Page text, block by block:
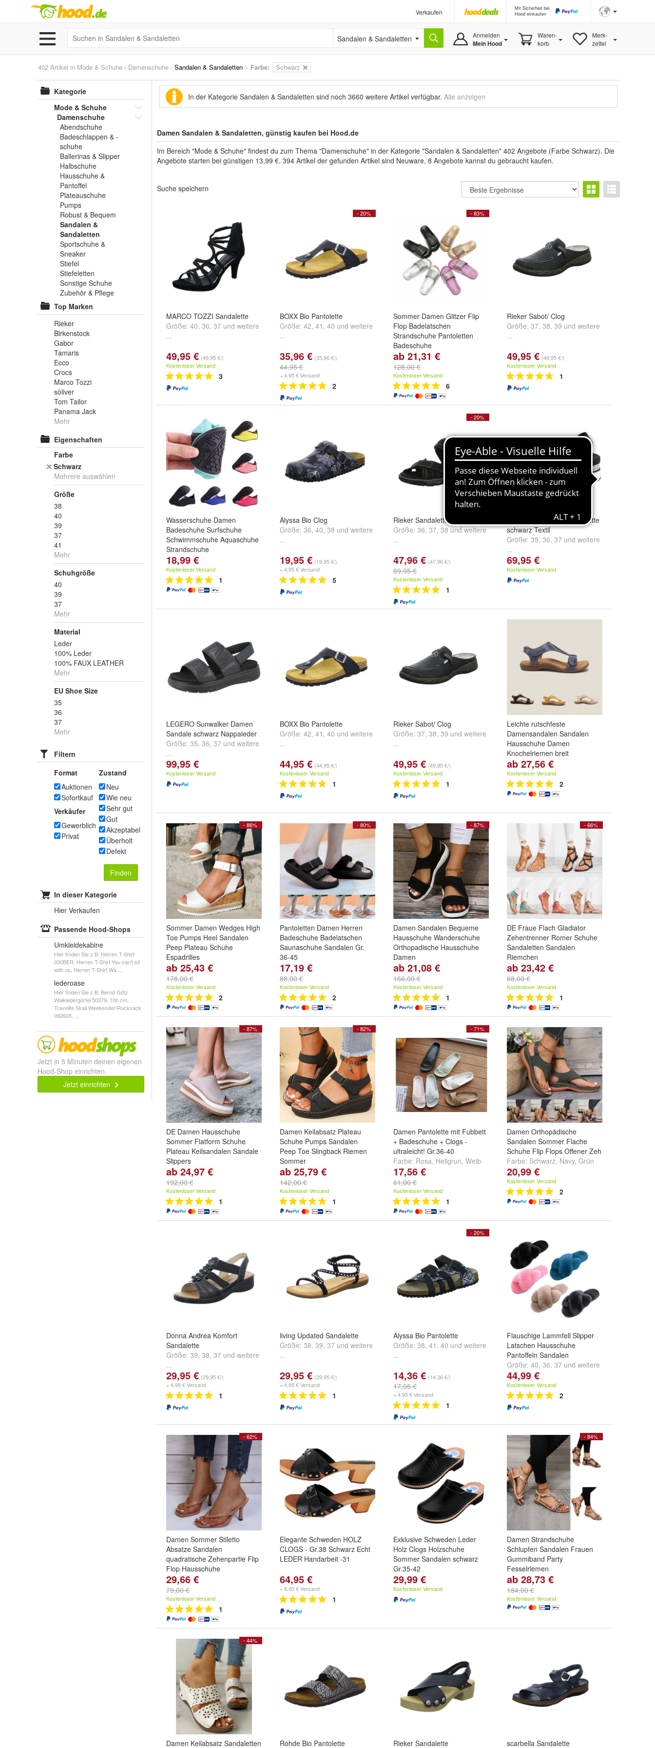
Verkaufen
Mit Sicherheit bei
Hood einkaufen
Sandalen & Sandaletten Anmelden
Mein Hood
Waren-
korb
Merk-
zettel
402 Artikel in Mode & Schuhe › Damenschuhe › Sandalen & Sandaletten > Farbe: Schwarz
Kategorie
Mode & Schuhe
Damenschuhe
Abendschuhe
Badeschlappen & -
schuhe
Ballerinas & Slipper
Halbschuhe
Hausschuhe &
Pantoffel
Plateauschuhe
Pumps
Robust & Bequem
Sandalen &
Sandaletten
Sportschuhe &
Sneaker
Stiefel
Stiefeletten
Sonstige Schuhe
Zubehör & Pflege
Top Marken
Rieker
Birkenstock
Gabor
Tamaris
Ecco
Crocs
Marco Tozzi
sòliver
Tom Tailor
Panama Jack
Mehr
Eigenschaften
Farbe
Schwarz
Mehrere auswählen
Größe
38
40
39
37
41
Mehr
Schuhgröße
40
39
37
Mehr
Material
Leder
100% Leder
100% FAUX LEATHER
Mehr
EU Shoe Size
35
36
37
Mehr
Filtern
Format
Auktionen
Sofortkauf
Verkäufer
Gewerblich
Privat
Zustand
Neu
Wie neu
Sehr gut
Gut
Akzeptabel
Überholt
Defekt
Finden
In dieser Kategorie
Hier Verkaufen
Passende Hood-Shops
Umkleidekabine
Hier finden Sie z.B: Herren T-Shirt
030BER, Herren T-Shirt You can't sit
with us, Herren T-Shirt Wa ...
lederoase
Hier finden Sie z.B: Bernd Götz
Walkledergürtel 50379, 100 cm,
Travelite Skaii Weekender/Rucksack
092605, ...
Jetzt in 5 Minuten deinen eigenen
Hood-Shop einrichten.
Jetzt einrichten
In der Kategorie Sandalen & Sandaletten sind noch 3660 weitere Artikel verfügbar. Alle anzeigen
Damen Sandalen & Sandaletten, günstig kaufen bei Hood.de
Im Bereich "Mode & Schuhe" findest du zum Thema "Damenschuhe" in der Kategorie "Sandalen & Sandaletten" 402 Angebote (Farbe Schwarz). Die
Angebote starten bei günstigen 13,99 €. 394 Artikel der gefunden Artikel sind Neuware, 8 Angebote kannst du gebraucht kaufen.
Suche speichern
MARCO TOZZI Sandalette
Größe: 40, 36, 37 und weitere
...
49,95 € (49,95 €/)
Kostenloser Versand
3
- 20%
BOXX Bio Pantolette
Größe: 42, 41 , 40 und weitere
...
35,96 € (35,96 €/)
44,95 €
+ 4,95 € Versand
2
- 83%
Sommer Damen Glitzer Flip
Flop Badelatschen
Strandschuhe Pantoletten
Badeschuhe
farbe:Schwarz,
weitere ...
ab 21,31 €
128,00 €
Kostenloser Versand
6
Rieker Sabot/ Clog
Größe: 37, 38, 39 und weitere
...
49,95 € (49,95 €/)
Kostenloser Versand
1
Wasserschuhe Damen
Badeschuhe Surfschuhe
Schwimmschuhe Aquaschuhe
Strandschuhe
Farbe:Königsblau
undweitere ...
18,99 €
Kostenloser Versand
1
Alyssa Bio Clog
Größe: 36, 40, 38 und weitere
...
19,95 € (19,95 €/)
+ 4,95 € Versand
5
- 20%
Rieker Sandalette
Größe: 36, 37, 38undweitere
...
47,96 € (47,96 €/)
59,95 €
Kostenloser Versand
1
S. OLIVER Damen Sandalette
schwarz Textil
Größe: 35, 36, 37 und weitere
...
69,95 €
Kostenloser Versand
LEGERO Sunwalker Damen
Sandale schwarz Nappaleder
Größe: 35, 36, 37 und weitere
...
99,95 €
Kostenloser Versand
BOXX Bio Pantolette
Größe: 42, 41 , 40 und weitere
...
44,95 € (44,95 €/)
Kostenloser Versand
1
Rieker Sabot/ Clog
Größe: 37, 38, 39 und weitere
...
49,95 € (49,95 €/)
Kostenloser Versand
1
Leichte rutschfeste
Damensandalen Sandalen
Hausschuhe Damen
Knochelriemen breit
Grobe:37,38,
...
ab 27,56 €
Kostenloser Versand
2
- 86%
Sommer Damen Wedges High
Toe Pumps Heel Sandalen
Peep Plateau Schuhe
Espadrilles
farbe:Weib, Braun
undweitere ...
ab 25,43 €
178,00 €
Kostenloser Versand
2
- 80%
Pantoletten Damen Herren
Badeschuhe Badelatschen
Saunaschuhe Sandalen Gr.
36-45
Farbe:Schwarz
undweitere ...
17,19 €
88,00 €
Kostenloser Versand
2
- 87%
Damen Sandalen Bequeme
Hausschuhe Wanderschuhe
Orthopadische Hausschuhe
Damen
Grobe: 38,39,
...
ab 21,08 €
166,00 €
Kostenloser Versand
1
- 66%
DE Fraue Flach Gladiator
Zehentrenner Romer Schuhe
Sandaletten Sandalen
Riemchen
Farbe:Rot,Grun
undweitere ...
ab 23,42 €
68,00 €
Kostenloser Versand
1
- 87%
DE Damen Hausschuhe
Sommer Flatform Schuhe
Plateau Keilsandalen Sandale
Slippers
Farbe:Schwarz
ab 24,97 €
192,00 €
Kostenloser Versand
1
- 82%
Damen Keilabsatz Plateau
Schuhe Pumps Sandalen
Peep Toe Slingback Riemen
Sommer
farbe:Schwarz amp nbsp
Beige amp nbsp
nbspundweitere ...
ab 25,79 €
142,00 €
Kostenloser Versand
1
- 71%
Damen Pantolette mit Fubbett
+ Badeschuhe + Clogs -
ultraleicht! Gr.36-40
Farbe: Rosa, Hellgrun, Weib
und weitere ...
17,56 €
61,00 €
Kostenloser Versand
1
Damen Orthopädische
Sandalen Sommer Flache
Schuhe Flip Flops Offener Zeh
Farbe: Schwarz, Navy, Grün
und weitere ...
20,99 €
Kostenloser Versand
2
Donna Andrea Komfort
Sandalette
Größe: 39, 38, 37 und weitere
...
29,95 € (29,95 €/)
+ 4,95 € Versand
1
living Updated Sandalette
Größe: 38, 39, 37 und weitere
...
29,95 € (29,95 €/)
+ 4,95 € Versand
1
- 20%
Alyssa Bio Pantolette
Größe: 38, 41 , 40 und weitere
...
14,36 € (14,36 €/)
17,95 €
+ 4,95 € Versand
1
Flauschige Lammfell Slipper
Latschen Hausschuhe
Pantoffeln Sandalen
Größe: 40, 36, 37 und weitere
...
44,99 €
Kostenloser Versand
2
- 62%
Damen Sommer Stiletto
Absatze Sandalen
quadratische Zehenpartie Flip
Flop Hausschuhe
color:Brown
29,66 €
79,00 €
Kostenloser Versand
1
Elegante Schweden HOLZ
CLOGS - Gr.38 Schwarz Echt
LEDER Handarbeit -31
64,95 €
+ 6,00 € Versand
1
Exklusive Schweden Leder
Holz Clogs Holzschuhe
Sommer Sandalen schwarz
Gr.35-42
Größe:EUR 38
35undweitere ...
29,99 €
Kostenloser Versand
- 84%
Damen Strandschuhe
Schlupfen Sandalen Frauen
Gummiband Party
Fesselriemen
Farbe:Schwarz
ab 28,73 €
184,00 €
Kostenloser Versand
- 44%
Damen Keilabsatz Sandaletten Rohde Bio Pantolette Rieker Sandalette scarbella Sandalette